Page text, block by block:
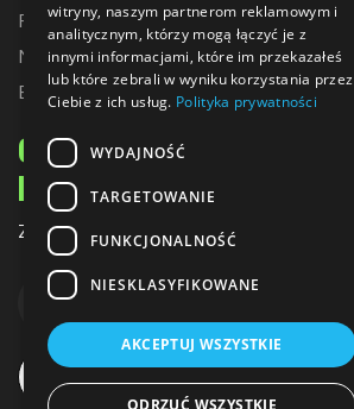
Promocje
Nowe produkty
Bestsellery
ODBIERZ 10% ZNIŻKI
NA PIERWSZE ZAKUPY
Zapisz się do naszego newslettera
Subskrybuj
witryny, naszym partnerom reklamowym i
analitycznym, którzy mogą łączyć je z
innymi informacjami, które im przekazałeś
lub które zebrali w wyniku korzystania przez
Ciebie z ich usług. Polityka prywatności
WYDAJNOŚĆ
TARGETOWANIE
FUNKCJONALNOŚĆ
NIESKLASYFIKOWANE
AKCEPTUJ WSZYSTKIE
ODRZUĆ WSZYSTKIE